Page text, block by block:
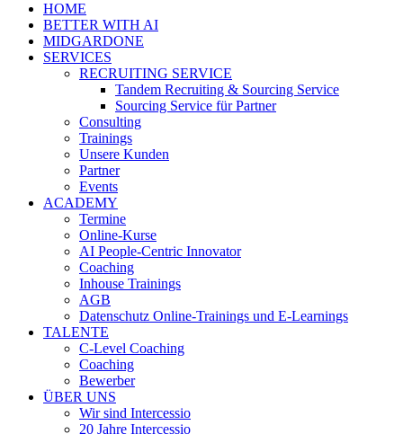
HOME
BETTER WITH AI
MIDGARDONE
SERVICES
RECRUITING SERVICE
Tandem Recruiting & Sourcing Service
Sourcing Service für Partner
Consulting
Trainings
Unsere Kunden
Partner
Events
ACADEMY
Termine
Online-Kurse
AI People-Centric Innovator
Coaching
Inhouse Trainings
AGB
Datenschutz Online-Trainings und E-Learnings
TALENTE
C-Level Coaching
Coaching
Bewerber
ÜBER UNS
Wir sind Intercessio
20 Jahre Intercessio